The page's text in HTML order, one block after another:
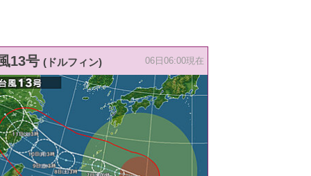
13号 (ドルフィン) 06日06:00現在